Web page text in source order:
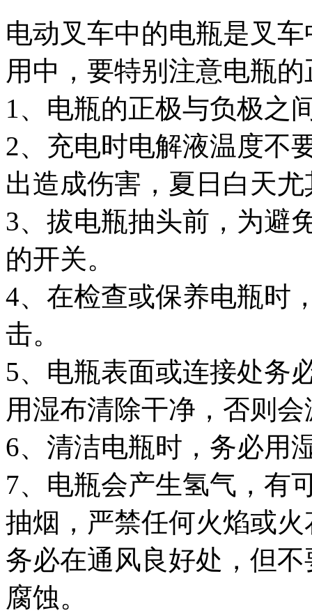
电动叉车中的电瓶是叉
用中，要特别注意电瓶
1、电瓶的正极与负极之
2、充电时电解液温度不
出造成伤害，夏日白天
3、拔电瓶抽头前，为避
的开关。
4、在检查或保养电瓶时
击。
5、电瓶表面或连接处务
用湿布清除干净，否则
6、清洁电瓶时，务必用
7、电瓶会产生氢气，有
抽烟，严禁任何火焰或
务必在通风良好处，但
腐蚀。